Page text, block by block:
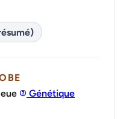
Génétique